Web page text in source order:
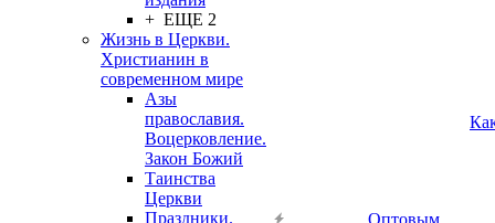
+ ЕЩЕ 2
Жизнь в Церкви.
Христианин в
современном мире
Азы
православия.
Воцерковление.
Закон Божий
Таинства
Церкви
Праздники.
Оптовым